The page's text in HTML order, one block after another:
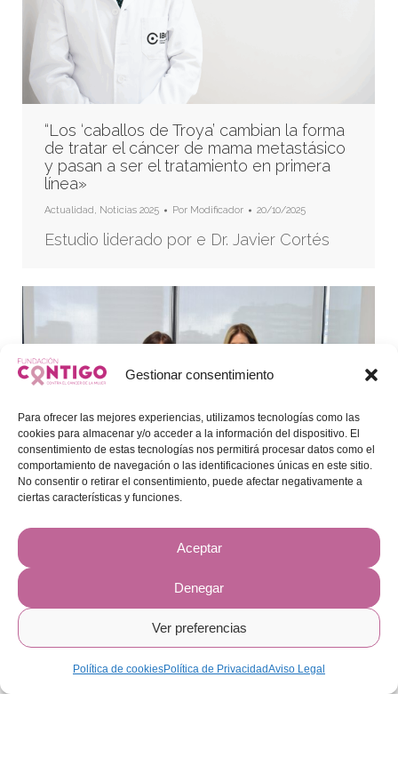
Gestionar consentimiento
Para ofrecer las mejores experiencias, utilizamos tecnologías como las
cookies para almacenar y/o acceder a la información del dispositivo. El
consentimiento de estas tecnologías nos permitirá procesar datos como el
comportamiento de navegación o las identificaciones únicas en este sitio.
No consentir o retirar el consentimiento, puede afectar negativamente a
ciertas características y funciones.
Aceptar
Denegar
Ver preferencias
Política de cookiesPolítica de PrivacidadAviso Legal
“Los ‘caballos de Troya’ cambian la forma
de tratar el cáncer de mama metastásico
y pasan a ser el tratamiento en primera
línea»
Actualidad, Noticias 2025 Por Modificador 20/10/2025
Estudio liderado por e Dr. Javier Cortés
Sabadell Seguros colabora por 3º año
Cáncer de la Mujer donando 13.000 €
Actualidad,Noticias 2025 PorModificador 20/10/2025
Cantidad que se destinará al proyecto
Phenix sobre cáncer de mama